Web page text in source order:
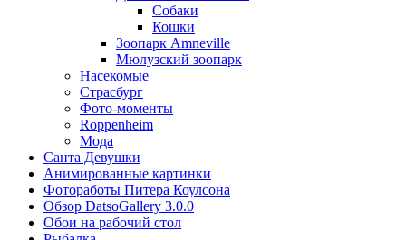
Собаки
Кошки
Зоопарк Amneville
Мюлузский зоопарк
Насекомые
Страсбург
Фото-моменты
Roppenheim
Мода
Санта Девушки
Aнимированные картинки
Фотоработы Питера Коулсона
Обзор DatsoGallery 3.0.0
Обои на рабочий стол